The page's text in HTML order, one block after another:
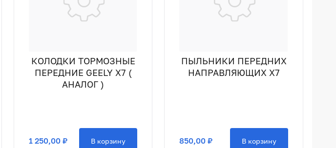
КОЛОДКИ ТОРМОЗНЫЕ
ПЕРЕДНИЕ GEELY X7 (
АНАЛОГ )
1 250,00 ₽ В корзину
ПЫЛЬНИКИ ПЕРЕДНИХ
НАПРАВЛЯЮЩИХ X7
850,00 ₽ В корзину